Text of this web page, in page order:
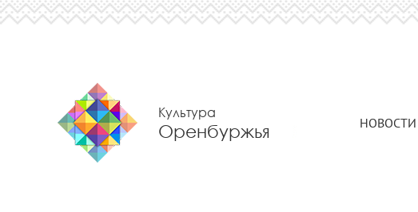
Культура
Оренбуржья НОВОСТИ